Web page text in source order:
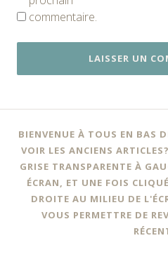
commentaire.
BIENVENUE À TOUS EN BAS
VOIR LES ANCIENS
GRISE TRANSPARENTE À
ÉCRAN, ET UNE FOIS
DROITE AU MILIEU DE
VOUS PERMETTRE DE